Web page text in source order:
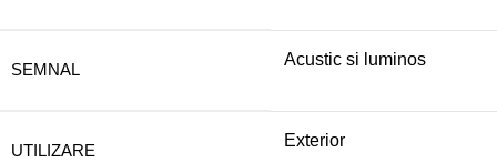
SEMNAL
Acustic si luminos
UTILIZARE
Exterior